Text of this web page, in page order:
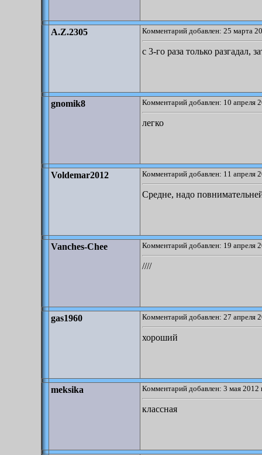
A.Z.2305 Комментарий добавлен: 25 марта
с 3-го раза только разгадал,
gnomik8 Комментарий добавлен: 10 апреля
легко
Voldemar2012 Комментарий добавлен: 11 апреля
Средне, надо
Vanches-Chee Комментарий добавлен: 19 апреля
////
gas1960 Комментарий добавлен: 27 апреля
хороший
meksika Комментарий добавлен: 3 мая 2012
классная